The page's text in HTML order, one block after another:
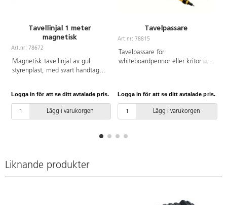
Tavellinjal 1 meter
magnetisk
Art.nr: 78672
Magnetisk tavellinjal av gul
styrenplast, med svart handtag.
Logga in för att se ditt avtalade pris.
Lägg i varukorgen
Tavelpassare
Art.nr: 78815
Tavelpassare för
whiteboardpennor eller kritor upp
PP.
Logga in för att se ditt avtalade pris.
Lägg i varukorgen
Liknande produkter